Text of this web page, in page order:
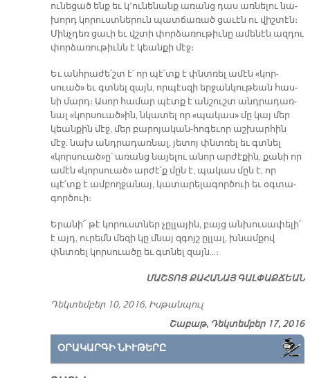
ու­նե­ցած ենք եւ կ՚ու­նե­նանք ա­ռանց դաս առ­նե­լու նա­
խորդ կո­րուստ­նե­րուն պատ­ճա­ռած ցա­ւէն ու վիշ­տէն։
Մինչ­դեռ ցա­ւի եւ վշտի փոր­ձա­ռու­թիւ­նը ա­մե­նէն ազ­դու
փոր­ձա­ռու­թիւնն է կեան­քի մէջ։
Եւ անհ­րա­ժե՛շտ է՝ որ պէ՛տք է փնտռել ա­մէն «կոր­
սուած» եւ գտնել զայն, որ­պէս­զի եր­ջան­կու­թեան հաս­
նի մարդ։ Ա­սոր հա­մար պէտք է ան­շուշտ անդ­րա­դառ­
նալ «կոր­սուած»ին, նկա­տել որ «պա­կաս» մը կայ մեր
կեան­քին մէջ, մեր բա­րո­յա­կան-հո­գե­ւոր աշ­խար­հին
մէջ. նախ անդ­րա­դառ­նալ, յե­տոյ փնտռել եւ գտնել
«կոր­սուած»ը՝ ա­ռանց նա­յե­լու ա­նոր ար­ժէ­քին, քա­նի որ
ա­մէն «կորսուած» ար­ժէ՛ք մըն է, պա­կաս մըն է, որ
պէ՛տք է ամ­բող­ջա­նայ, կա­տա­րե­լա­գոր­ծուի եւ օգ­տա­
գոր­ծուի։
Ե­րա­նի՜ թէ կո­րուստ­ներ չըլ­լա­յին, բայց ան­խու­սա­փե­լի՛
է այդ, ու­րեմն մե­զի կը մնայ զգոյշ ըլ­լալ, խնամ­քով
փնտռել կոր­սուա­ծը եւ գտնել զայն…։
ՄԱՇ­ՏՈՑ ՔԱ­ՀԱ­ՆԱՅ ԳԱԼ­ՓԱՔ­ՃԵԱՆ
Դեկ­տեմ­բեր 10, 2016, Իս­թան­պուլ
Շաբաթ, Դեկտեմբեր 17, 2016
ՕՐԱԿԱՐԳԻ ՆԻՒԹԵՐԸ